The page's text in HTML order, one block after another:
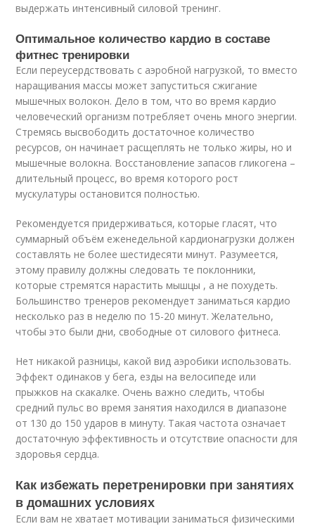
выдержать интенсивный силовой тренинг.
Оптимальное количество кардио в составе
фитнес тренировки
Если переусердствовать с аэробной нагрузкой, то вместо
наращивания массы может запуститься сжигание
мышечных волокон. Дело в том, что во время кардио
человеческий организм потребляет очень много энергии.
Стремясь высвободить достаточное количество
ресурсов, он начинает расщеплять не только жиры, но и
мышечные волокна. Восстановление запасов гликогена –
длительный процесс, во время которого рост
мускулатуры остановится полностью.
Рекомендуется придерживаться, которые гласят, что
суммарный объём еженедельной кардионагрузки должен
составлять не более шестидесяти минут. Разумеется,
этому правилу должны следовать те поклонники,
которые стремятся нарастить мышцы , а не похудеть.
Большинство тренеров рекомендует заниматься кардио
несколько раз в неделю по 15-20 минут. Желательно,
чтобы это были дни, свободные от силового фитнеса.
Нет никакой разницы, какой вид аэробики использовать.
Эффект одинаков у бега, езды на велосипеде или
прыжков на скакалке. Очень важно следить, чтобы
средний пульс во время занятия находился в диапазоне
от 130 до 150 ударов в минуту. Такая частота означает
достаточную эффективность и отсутствие опасности для
здоровья сердца.
Как избежать перетренировки при занятиях
в домашних условиях
Если вам не хватает мотивации заниматься физическими